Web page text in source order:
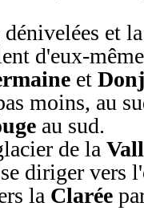
et
d'eux-
et
moins, au
au sud.
de la
diriger vers
la Clarée